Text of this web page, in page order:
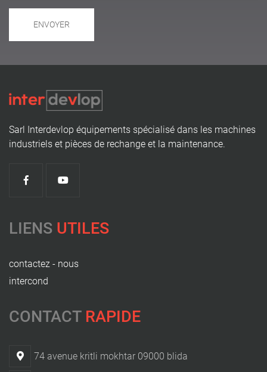
ENVOYER
Sarl Interdevlop équipements spécialisé dans les machines
industriels et pièces de rechange et la maintenance.
LIENS UTILES
contactez - nous
intercond
CONTACT RAPIDE
74 avenue kritli mokhtar 09000 blida